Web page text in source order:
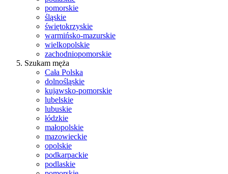
pomorskie
śląskie
świętokrzyskie
warmińsko-mazurskie
wielkopolskie
zachodniopomorskie
Szukam męża
Cała Polska
dolnośląskie
kujawsko-pomorskie
lubelskie
lubuskie
łódzkie
małopolskie
mazowieckie
opolskie
podkarpackie
podlaskie